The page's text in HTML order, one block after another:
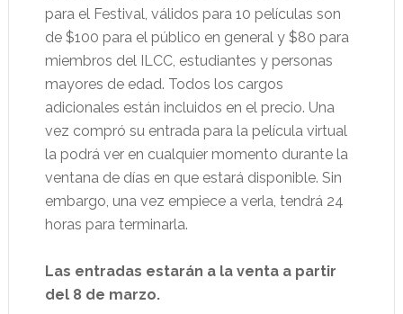
para el Festival, válidos para 10 películas son
de $100 para el público en general y $80 para
miembros del ILCC, estudiantes y personas
mayores de edad. Todos los cargos
adicionales están incluidos en el precio. Una
vez compró su entrada para la película virtual
la podrá ver en cualquier momento durante la
ventana de días en que estará disponible. Sin
embargo, una vez empiece a verla, tendrá 24
horas para terminarla.
Las entradas estarán a la venta a partir
del 8 de marzo.